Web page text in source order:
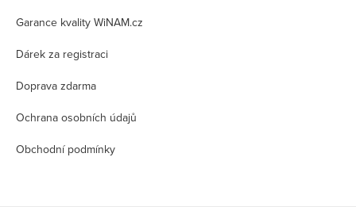
Garance kvality WiNAM.cz
Dárek za registraci
Doprava zdarma
Ochrana osobních údajů
Obchodní podmínky